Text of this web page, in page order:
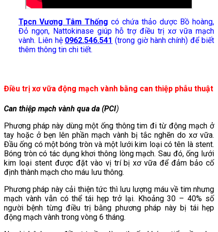
Tpcn Vương Tâm Thống có chứa thảo dược Bồ hoàng,
Đỏ ngọn, Nattokinase giúp hỗ trợ điều trị xơ vữa mạch
vành. Liên hệ 0962.546.541 (trong giờ hành chính) để biết
thêm thông tin chi tiết.
Điều trị xơ vữa động mạch vành bằng can thiệp phẫu thuật
Can thiệp mạch vành qua da (PCI)
Phương pháp này dùng một ống thông tim đi từ động mạch ở
tay hoặc ở bẹn lên phần mạch vành bị tắc nghẽn do xơ vữa.
Đầu ống có một bóng tròn và một lưới kim loại có tên là stent.
Bóng tròn có tác dụng khơi thông lòng mạch. Sau đó, ống lưới
kim loại stent được đặt vào vị trí bị xơ vữa để đảm bảo cố
định thành mạch cho máu lưu thông.
Phương pháp này cải thiện tức thì lưu lượng máu về tim nhưng
mạch vành vẫn có thể tái hẹp trở lại. Khoảng 30 – 40% số
người bệnh từng điều trị bằng phương pháp này bị tái hẹp
động mạch vành trong vòng 6 tháng.